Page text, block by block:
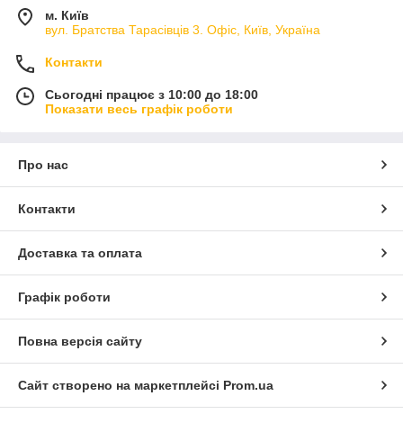
саморозряджанням, можливістю багаторазового
перезаряджання та стабільною роботою за регулярного
надійність, універсальність і економію завдяки тривалому
терміну експлуатації.
Вибираючи акумулятори потрібного типорозміру та ємності,
ви отримуєте ефективне та довговічне рішення для живлення
м. Київ
вул. Братства Тарасівців 3. Офіс, Київ, Україна
Контакти
Сьогодні працює з 10:00 до 18:00
Показати весь графік роботи
Про нас
Контакти
Доставка та оплата
Графік роботи
Повна версія сайту
Сайт створено на маркетплейсі Prom.ua